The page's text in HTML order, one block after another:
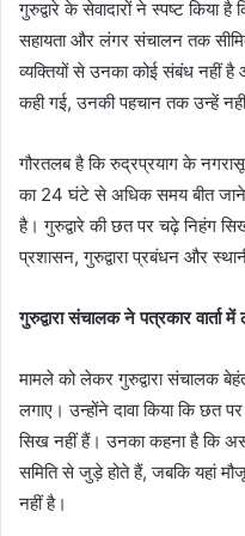
गुरुद्वारे के सेवादारों ने स्पष्ट किया
सहायता और लंगर संचालन तक
व्यक्तियों से उनका कोई संबंध नहीं
कही गई, उनकी पहचान तक उन्हें
गौरतलब है कि रुद्रप्रयाग के
का 24 घंटे से अधिक समय बीत जाने
है। गुरुद्वारे की छत पर चढ़े निहंग
प्रशासन, गुरुद्वारा प्रबंधन और
गुरुद्वारा संचालक ने पत्रकार वार्ता
मामले को लेकर गुरुद्वारा संचालक
लगाए। उन्होंने दावा किया कि छत
सिख नहीं हैं। उनका कहना है कि
समिति से जुड़े होते हैं, जबकि यहां
नहीं है।